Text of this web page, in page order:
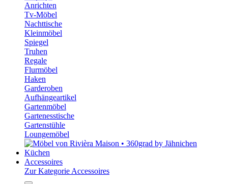
Anrichten
Tv-Möbel
Nachttische
Kleinmöbel
Spiegel
Truhen
Regale
Flurmöbel
Haken
Garderoben
Aufhängeartikel
Gartenmöbel
Gartenesstische
Gartenstühle
Loungemöbel
Küchen
Accessoires
Zur Kategorie Accessoires